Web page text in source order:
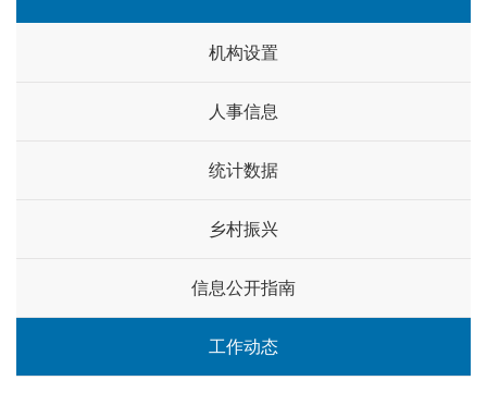
机构设置
人事信息
统计数据
乡村振兴
信息公开指南
工作动态